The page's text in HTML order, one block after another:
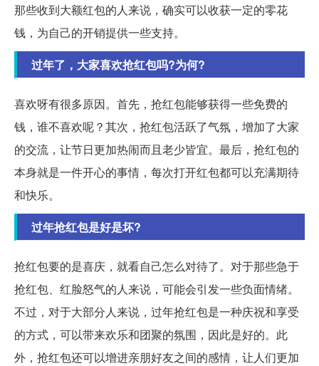
那些收到大额红包的人来说，确实可以收获一定的零花
钱，为自己的开销提供一些支持。
过年了，大家喜欢抢红包吗?为何?
喜欢呀有很多原因。首先，抢红包能够获得一些免费的
钱，谁不喜欢呢？其次，抢红包活跃了气氛，增加了大家
的交流，让节日更加热闹而且老少皆宜。最后，抢红包的
本身就是一件开心的事情，每次打开红包都可以充满期待
和快乐。
过年抢红包是好是坏?
抢红包要的是喜庆，就看自己怎么对待了。对于那些急于
抢红包、红脸怒气的人来说，可能会引发一些负面情绪。
不过，对于大部分人来说，过年抢红包是一种庆祝和享受
的方式，可以带来欢乐和团聚的氛围，因此是好的。此
外，抢红包还可以增进亲朋好友之间的感情，让人们更加